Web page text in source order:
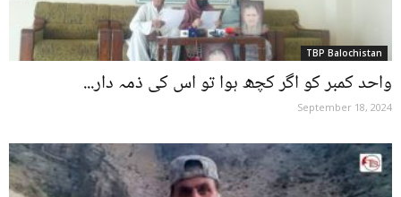
TBP Balochistan
واحد کمبر کو اگر کچھ ہوا تو اس کی ذمہ دار...
September 18, 2024